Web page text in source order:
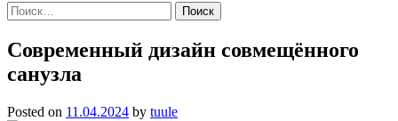
Найти:
Современный дизайн совмещённого
санузла
Posted on 11.04.2024 by tuule